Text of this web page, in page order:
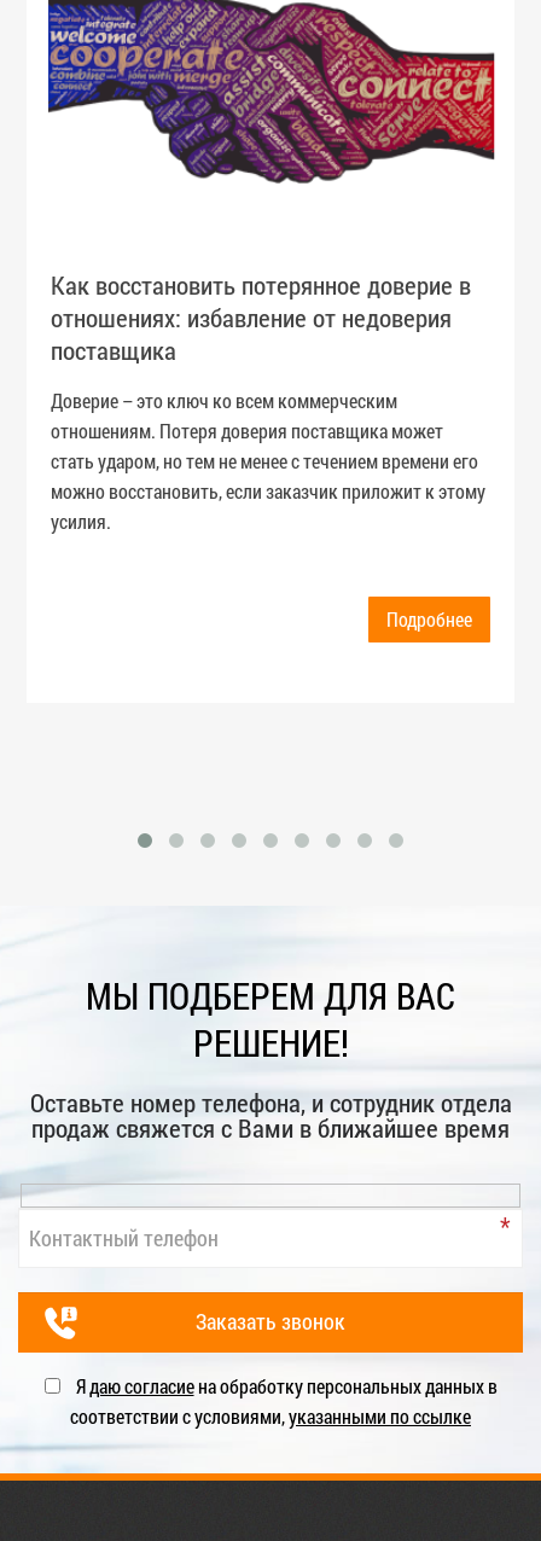
Как восстановить потерянное доверие в
отношениях: избавление от недоверия
поставщика
Доверие – это ключ ко всем коммерческим
отношениям. Потеря доверия поставщика может
стать ударом, но тем не менее с течением времени его
можно восстановить, если заказчик приложит к этому
усилия.
Подробнее
МЫ ПОДБЕРЕМ ДЛЯ ВАС
РЕШЕНИЕ!
Оставьте номер телефона, и сотрудник отдела
продаж свяжется с Вами в ближайшее время
Ядаю согласиена обработку персональных данных в
соответствии с условиями,указанными по ссылке